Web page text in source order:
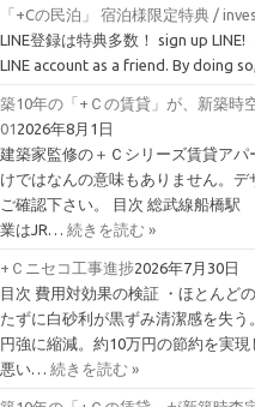
「+Cの民泊」 宿泊様限定特典 /
LINE登録は特典多数！ sign up
LINE account as a friend. By doing
築10年の「+Ｃの賃貸」が、新築時
01 2026年8月1日
建築家監修の＋Ｃシリーズ賃貸ア
けではなんの意味もありません。
ご確認下さい。 目次 総武線船橋
業はJR… 続きを読む »
+Ｃニセコ工事進捗2026年7月30日
目次 費用対効果の検証 ・ほとんど
たずに白砂利が黒ずみ清潔感を失
円強に縮減。約10万円の節約を実
悪い… 続きを読む »